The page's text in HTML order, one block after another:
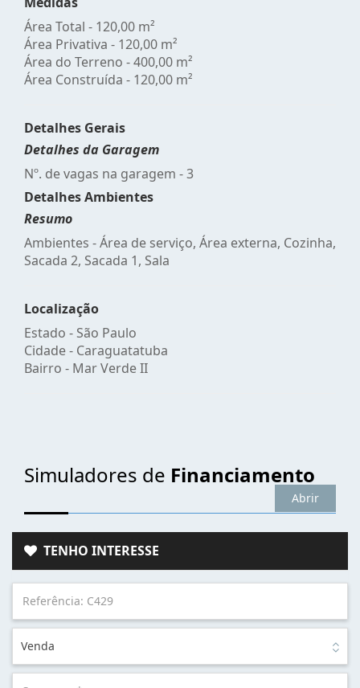
Área Total - 120,00 m²
Área Privativa - 120,00 m²
Área do Terreno - 400,00 m²
Área Construída - 120,00 m²
Detalhes Gerais
Detalhes da Garagem
Nº. de vagas na garagem - 3
Detalhes Ambientes
Resumo
Ambientes - Área de serviço, Área externa, Cozinha,
Sacada 2, Sacada 1, Sala
Localização
Estado - São Paulo
Cidade - Caraguatatuba
Bairro - Mar Verde II
Simuladores de Financiamento
Abrir
TENHO INTERESSE
Venda